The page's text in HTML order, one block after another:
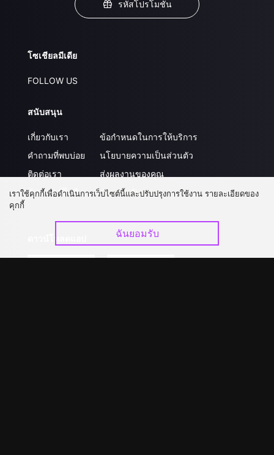
รหัสโปรโมชั่น
โซเชียลมีเดีย
FOLLOW US
สนับสนุน
เกี่ยวกับเรา
คำถามที่พบบ่อย
ติดต่อเรา
อัปเกรด วีไอพี
ข้อกำหนดในการให้บริการ
นโยบายความเป็นส่วนตัว
ส่งผลงานของคุณ
ร่วมงานกับเรา
เราใช้คุกกี้เพื่อดำเนินการเว็บไซต์นี้และปรับปรุงการใช้งาน รายละเอียดของ
คุกกี้
ฉันยอมรับ